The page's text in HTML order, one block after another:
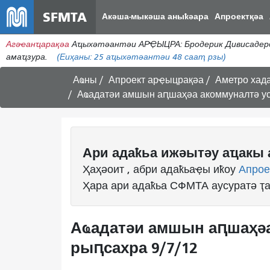
SFMTA Акәша-мыкәша аныҟәара Апроектқәа
Агәҽанҵарақәа Аҵыхәтәантәи АРҾЫЦРА: Бродерик
амаҵзура.
(Еиҳаны: 25 аҵыхәтәантәи 48 сааҭ рзы)
Аҩны Апроект арҿыцрақәа
Аметро
Аҩадатәи амшын аԥшаҳәа акоммуналтә
Ари адаҟьа ижәытәу аҵакы
Ҳаҳәоит , абри адаҟьаҿы иҟоу
Ҳара ари адаҟьа СФМТА аусуратә
Аҩадатәи амшын
рыԥсахра 9/7/12